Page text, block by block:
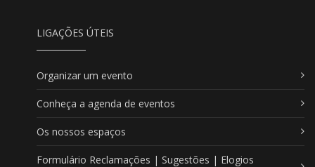
LIGAÇÕES ÚTEIS
Organizar um evento
Conheça a agenda de eventos
Os nossos espaços
Formulário Reclamações | Sugestões | Elogios